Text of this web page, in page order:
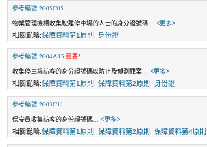
參考編號:2005C05
物業管理機構收集駛離停車場的人士的身分證號碼 ... <更多>
相關範疇:保障資料第1原則 身份證
參考編號:2004A15 重要!
收集停車場訪客的身分證號碼以防止及偵測罪案 ... <更多>
相關範疇:保障資料第1原則 保障資料第2原則 身份證
參考編號:2003C11
保安員收集訪客的身份證號碼 ... <更多>
相關範疇:保障資料第1原則 保障資料第2原則 保障資料第4原則